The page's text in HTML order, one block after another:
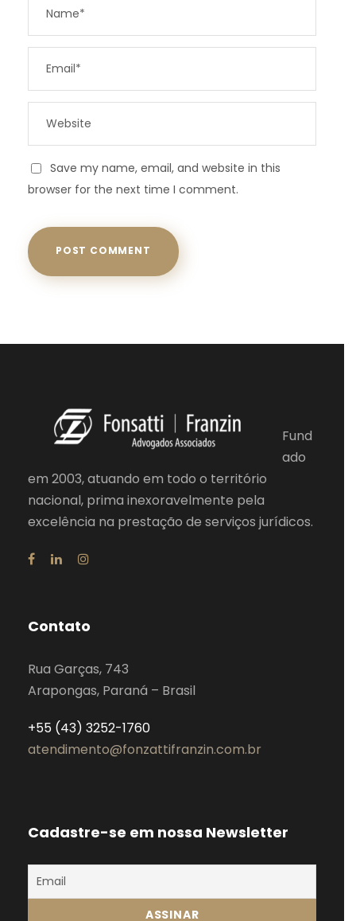
Save my name, email, and website in this
browser for the next time I comment.
Fund
ado
em 2003, atuando em todo o território
nacional, prima inexoravelmente pela
excelência na prestação de serviços jurídicos.
Contato
Rua Garças, 743
Arapongas, Paraná – Brasil
+55 (43) 3252-1760
atendimento@fonzattifranzin.com.br
Cadastre-se em nossa Newsletter